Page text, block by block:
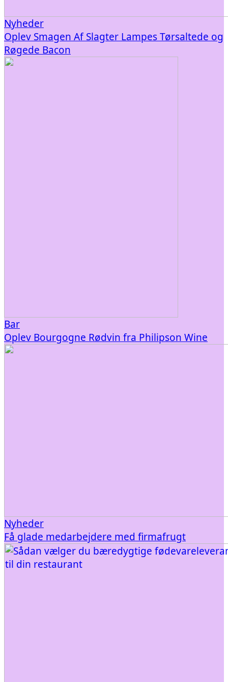
Nyheder
Oplev Smagen Af Slagter Lampes Tørsaltede og
Røgede Bacon
Bar
Oplev Bourgogne Rødvin fra Philipson Wine
Nyheder
Få glade medarbejdere med firmafrugt